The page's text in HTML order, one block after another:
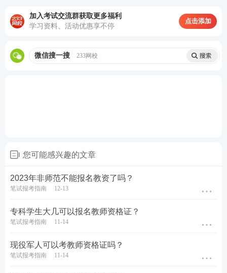
教材 精讲班—讲解各章节
，系统性帮助
高频考点班
—复盘考点，串讲历年考试中反复
历年教师资格证真题视频课程学习
在线题库>>在线刷教师资格证章节练习/模拟试题/历
年真题
加入考试交流群获取更多福利
学习资料、活动优惠享不停
点击添加
微信搜一搜 233网校
您可能感兴趣的文章
2023年非师范不能报名教资了吗？
笔试报考指南 12-13
专科学生大几可以报名教师资格证？
笔试报考指南 11-14
现役军人可以考教师资格证吗？
笔试报考指南 11-14